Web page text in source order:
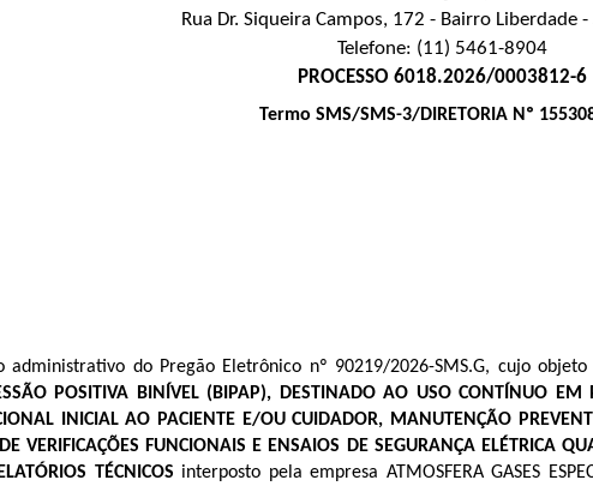
Rua Dr. Siqueira Campos, 172 - Bairro Liberdade -
Telefone: (11) 5461-8904
PROCESSO 6018.2026/0003812-6
Termo SMS/SMS-3/DIRETORIA Nº
administrativo do Pregão Eletrônico nº 90219/2026-SMS.G, cujo
POSITIVA BINÍVEL (BIPAP), DESTINADO AO USO CONTÍNUO EM
INICIAL AO PACIENTE E/OU CUIDADOR, MANUTENÇÃO
VERIFICAÇÕES FUNCIONAIS E ENSAIOS DE SEGURANÇA ELÉTRICA
TÉCNICOS interposto pela empresa ATMOSFERA GASES